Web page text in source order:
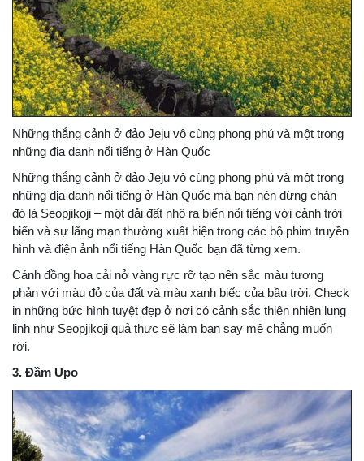
Những thắng cảnh ở đảo Jeju vô cùng phong phú và một trong
những địa danh nổi tiếng ở Hàn Quốc
Những thắng cảnh ở đảo Jeju vô cùng phong phú và một trong
những địa danh nổi tiếng ở Hàn Quốc mà bạn nên dừng chân
đó là Seopjikoji – một dải đất nhô ra biển nổi tiếng với cảnh trời
biển và sự lãng mạn thường xuất hiện trong các bộ phim truyền
hình và điện ảnh nổi tiếng Hàn Quốc bạn đã từng xem.
Cánh đồng hoa cải nở vàng rực rỡ tạo nên sắc màu tương
phản với màu đỏ của đất và màu xanh biếc của bầu trời. Check
in những bức hình tuyệt đẹp ở nơi có cảnh sắc thiên nhiên lung
linh như Seopjikoji quả thực sẽ làm bạn say mê chẳng muốn
rời.
3. Đầm Upo